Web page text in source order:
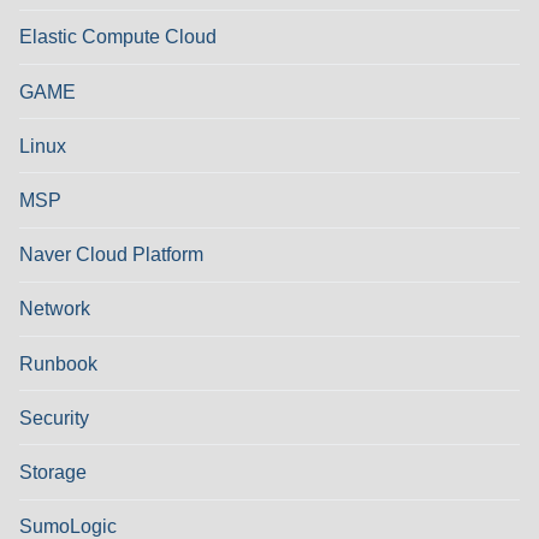
Elastic Compute Cloud
GAME
Linux
MSP
Naver Cloud Platform
Network
Runbook
Security
Storage
SumoLogic